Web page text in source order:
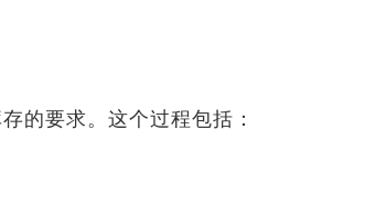
要求。这个过程包括：